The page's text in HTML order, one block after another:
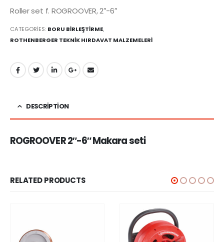
Roller set f. ROGROOVER, 2″-6″
CATEGORIES: BORU BİRLEŞTİRME,
ROTHENBERGER TEKNİK HIRDAVAT MALZEMELERİ
DESCRIPTION
ROGROOVER 2″-6″ Makara seti
RELATED PRODUCTS